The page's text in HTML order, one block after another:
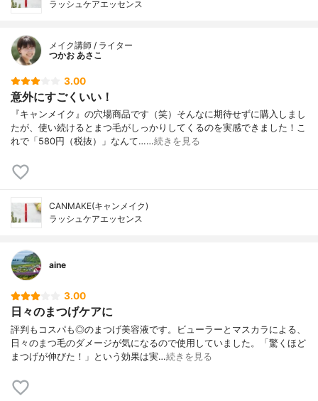
ラッシュケアエッセンス
メイク講師 / ライター
つかお あさこ
3.00
意外にすごくいい！
『キャンメイク』の穴場商品です（笑）そんなに期待せずに購入しまし
たが、使い続けるとまつ毛がしっかりしてくるのを実感できました！こ
れで「580円（税抜）」なんて……続きを見る
CANMAKE(キャンメイク)
ラッシュケアエッセンス
aine
3.00
日々のまつげケアに
評判もコスパも◎のまつげ美容液です。ビューラーとマスカラによる、
日々のまつ毛のダメージが気になるので使用していました。「驚くほど
まつげが伸びた！」という効果は実…続きを見る